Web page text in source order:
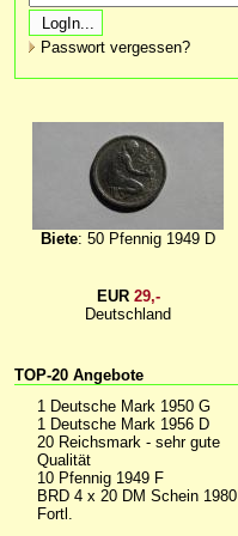
Passwort vergessen?
Biete: 50 Pfennig 1949 D
EUR29,-
Deutschland
TOP-20 Angebote
1 Deutsche Mark 1950 G
1 Deutsche Mark 1956 D
20 Reichsmark - sehr gute
Qualität
10 Pfennig 1949 F
BRD 4 x 20 DM Schein 1980
Fortl.